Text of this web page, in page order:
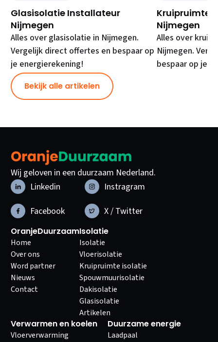
Glasisolatie Installateur
Nijmegen
Alles over glasisolatie in Nijmegen.
Vergelijk direct offertes en bespaar op
je energierekening!
Kruipruimte
Nijmegen
Alles over
Nijmegen.
bespaar op je
Bekijk alle artikelen
Wij geloven in een duurzaam Nederland.
Linkedin
Instragram
Facebook
X / Twitter
OranjeDuurzaam
Home
Over ons
Word partner
Nieuws
Contact
Isolatie
Isolatie
Vloerisolatie
Kruipruimte isolatie
Spouwmuurisolatie
Dakisolatie
Glasisolatie
Artikelen
Verwarmen en koelen
Vloerverwarming
Duurzame energie
Laadpaal